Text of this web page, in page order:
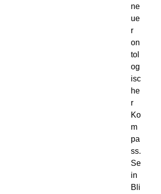
ne
ue
r
on
tol
og
isc
he
r
Ko
m
pa
ss.
Se
in
Bli